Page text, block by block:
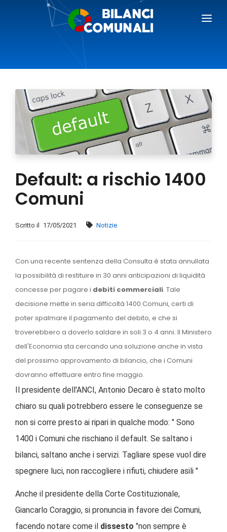
BILANCI COMUNALI
PREZZI
RICHIEDI DEMO
AREA GIORNALISTI
Default: a rischio 1400
Comuni
Scritto il 17/05/2021 Notizie
Con una recente sentenza della Consulta è stata annullata
la possibilità di restituire in 30 anni anticipazioni di liquidità
concesse per pagare i debiti commerciali. Tale
decisione mette in seria difficoltà 1400 Comuni, certi di
poter spalmare il pagamento del debito, e che si
troverebbero a doverlo saldare in soli 3 o 4 anni. Il Ministero
dell'Economia sta cercando una soluzione anche in vista
del prossimo approvamento di bilancio, che i Comuni
dovranno effettuare entro fine maggio.
Il presidente dell'ANCI, Antonio Decaro è stato molto
chiaro su quali potrebbero essere le conseguenze se
non si corre presto ai ripari in qualche modo: " Sono
1400 i Comuni che rischiano il default. Se saltano i
bilanci, saltano anche i servizi. Tagliare spese vuol dire
spegnere luci, non raccogliere i rifiuti, chiudere asili "
Anche il presidente della Corte Costituzionale,
Giancarlo Coraggio, si pronuncia in favore dei Comuni,
facendo notare come il dissesto "non sempre è